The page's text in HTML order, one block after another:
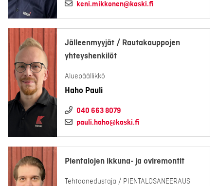
keni.mikkonen@kaski.fi
Jälleenmyyjät / Rautakauppojen
yhteyshenkilöt
Aluepäällikkö
Haho Pauli
040 663 8079
pauli.haho@kaski.fi
Pientalojen ikkuna- ja oviremontit
Tehtaanedustaja / PIENTALOSANEERAUS